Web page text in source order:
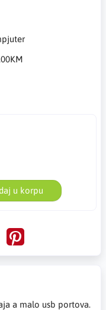
u korpu
a malo usb portova.